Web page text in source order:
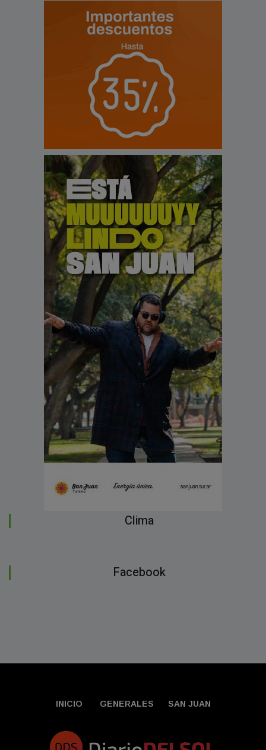
Clima
Facebook
INICIO GENERALES SAN JUAN